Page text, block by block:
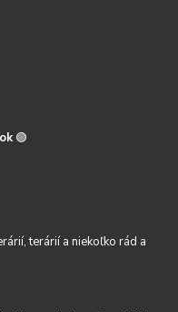
🟢
terárií a niekoľko rád a